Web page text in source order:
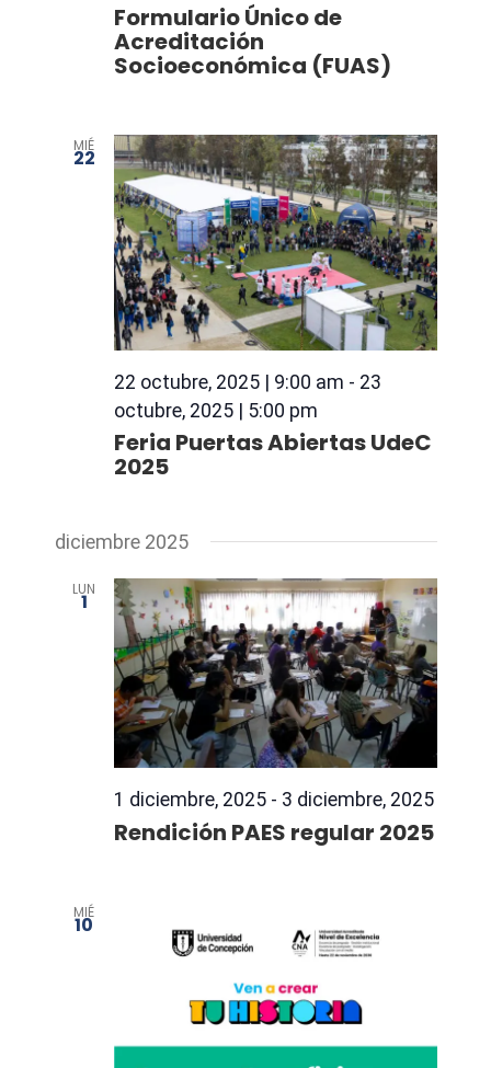
Formulario Único de
Acreditación
Socioeconómica (FUAS)
MIÉ
22
22 octubre, 2025 | 9:00 am - 23
octubre, 2025 | 5:00 pm
Feria Puertas Abiertas UdeC
2025
diciembre 2025
LUN
1
1 diciembre, 2025- 3 diciembre, 2025
Rendición PAES regular 2025
MIÉ
10